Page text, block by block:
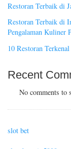
Restoran Terbaik di
Restoran Terbaik di
Pengalaman Kuliner
10 Restoran
Recent
No comments to
slot bet